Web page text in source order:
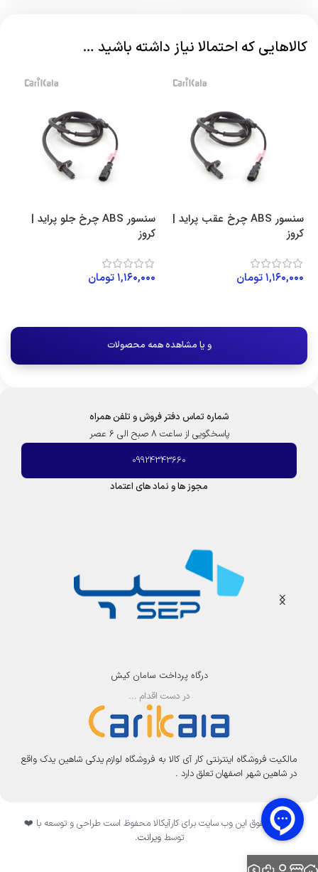
کالاهایی که احتمالا نیاز داشته باشید …
سنسور ABS چرخ عقب پراید |
کروز
۱,۱۶۰,۰۰۰تومان
سنسور ABS چرخ جلو پراید |
کروز
۱,۱۶۰,۰۰۰تومان
و یا مشاهده همه محصولات
شماره تماس دفتر فروش و تلفن همراه
پاسخگویی از ساعت 8 صبح الی 6 عصر
09924343660
مجوز ها و نماد های اعتماد
درگاه پرداخت سامان کیش
در دست اقدام ...
مالکیت فروشگاه اینترنتی کار آی کالا به فروشگاه لوازم یدکی شاهین یدک واقع
در شاهین شهر اصفهان تعلق دارد .
تمامی حقوق این وب سایت برای کارآیکالا محفوظ است طراحی و توسعه با ❤️
توسطویرانت.